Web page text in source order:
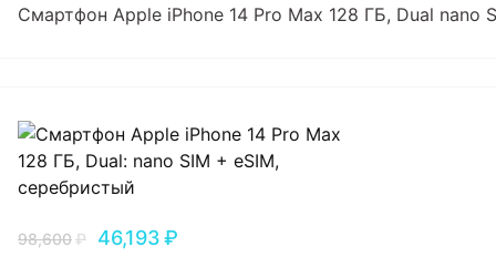
Смартфон Apple iPhone 14 Pro Max 128 ГБ, Dual nano
98,600₽ 46,193₽